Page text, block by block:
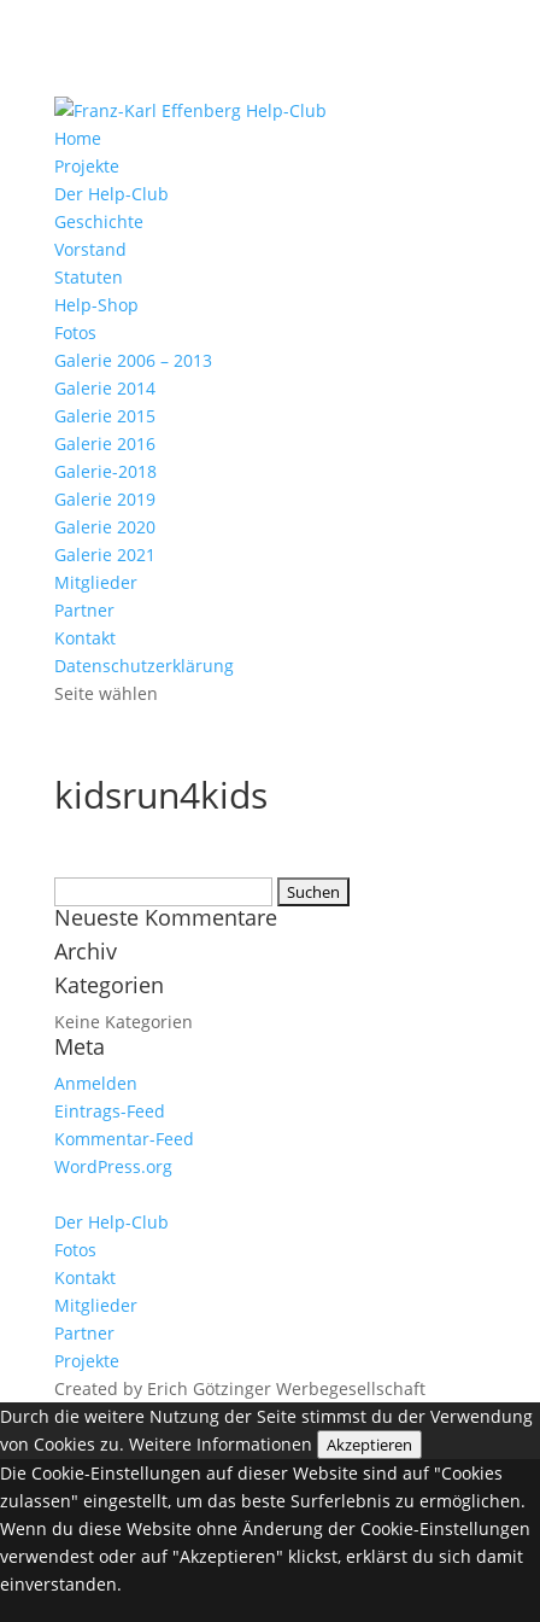
Home
Projekte
Der Help-Club
Geschichte
Vorstand
Statuten
Help-Shop
Fotos
Galerie 2006 – 2013
Galerie 2014
Galerie 2015
Galerie 2016
Galerie-2018
Galerie 2019
Galerie 2020
Galerie 2021
Mitglieder
Partner
Kontakt
Datenschutzerklärung
Seite wählen
kidsrun4kids
nach:
Neueste Kommentare
Archiv
Kategorien
Keine Kategorien
Meta
Anmelden
Eintrags-Feed
Kommentar-Feed
WordPress.org
Der Help-Club
Fotos
Kontakt
Mitglieder
Partner
Projekte
Created by Erich Götzinger Werbegesellschaft
Durch die weitere Nutzung der Seite stimmst du der Verwendung
von Cookies zu. Weitere Informationen Akzeptieren
Die Cookie-Einstellungen auf dieser Website sind auf "Cookies
zulassen" eingestellt, um das beste Surferlebnis zu ermöglichen.
Wenn du diese Website ohne Änderung der Cookie-Einstellungen
verwendest oder auf "Akzeptieren" klickst, erklärst du sich damit
einverstanden.